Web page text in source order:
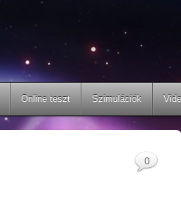
Online teszt Szimulációk
0